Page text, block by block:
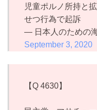
児童ポルノ所持と
せつ行為で起訴
— 日本人のための
September 3, 2020
【Q 4630】